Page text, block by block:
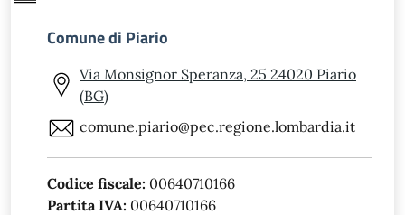
Comune di Piario
Via Monsignor Speranza, 25 24020 Piario
(BG)
comune.piario@pec.regione.lombardia.it
Codice fiscale: 00640710166
Partita IVA: 00640710166